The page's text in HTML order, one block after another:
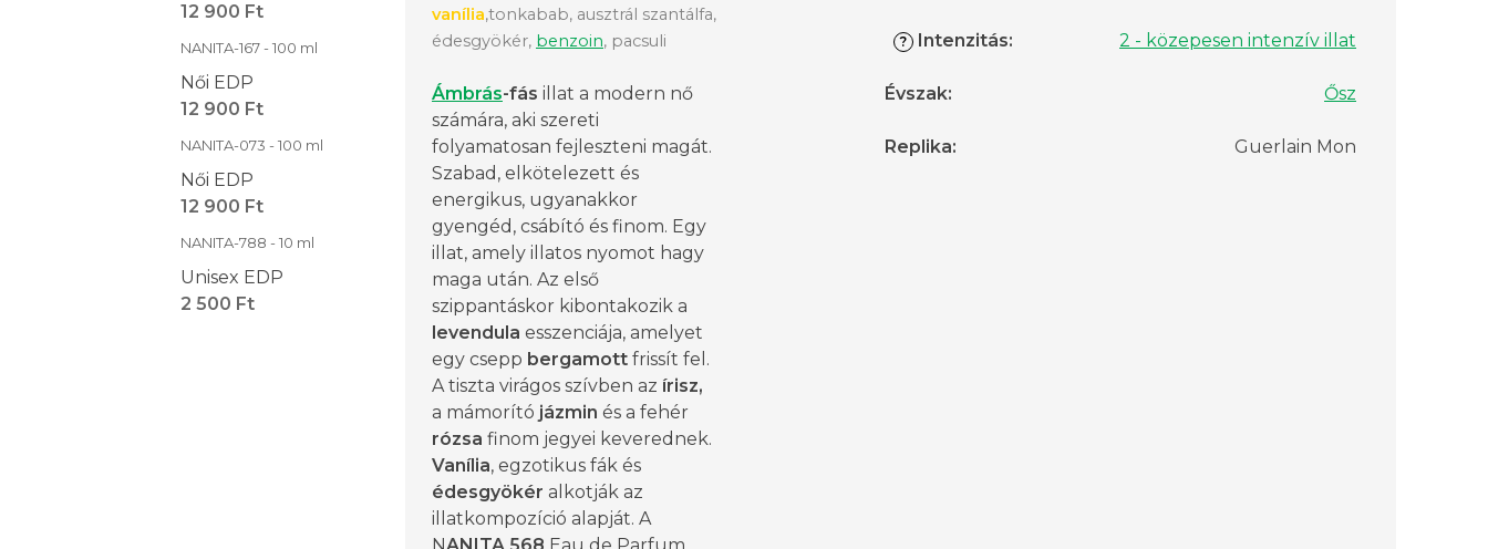
12 900 Ft
NANITA-167 - 100 ml
Női EDP
12 900 Ft
NANITA-073 - 100 ml
Női EDP
12 900 Ft
NANITA-788 - 10 ml
Unisex EDP
2 500 Ft
vanília,tonkabab, ausztrál szantálfa,
édesgyökér, benzoin, pacsuli
Ámbrás-fás illat a modern nő
számára, aki szereti
folyamatosan fejleszteni magát.
Szabad, elkötelezett és
energikus, ugyanakkor
gyengéd, csábító és finom. Egy
illat, amely illatos nyomot hagy
maga után. Az első
szippantáskor kibontakozik a
levendula esszenciája, amelyet
egy csepp bergamott frissít fel.
A tiszta virágos szívben az írisz,
a mámorító jázmin és a fehér
rózsa finom jegyei keverednek.
Vanília, egzotikus fák és
édesgyökér alkotják az
illatkompozíció alapját. A
? Intenzitás: 2 - közepesen intenzív illat
Évszak: Ősz
Replika: Guerlain Mon